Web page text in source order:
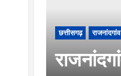
छत्तीसगढ़